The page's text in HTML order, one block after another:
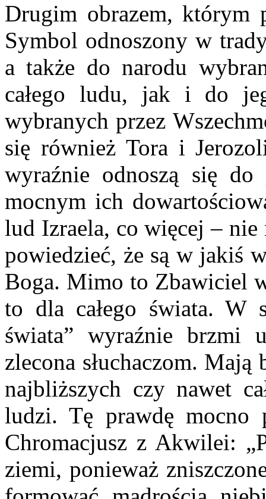
Drugim obrazem, którym
Symbol odnoszony w
a także do narodu
całego ludu, jak i do
wybranych przez
się również Tora i
wyraźnie odnoszą się
mocnym ich
lud Izraela, co więcej –
powiedzieć, że są w jakiś
Boga. Mimo to Zbawiciel
to dla całego świata. W
świata” wyraźnie brzmi
zlecona słuchaczom.
najbliższych czy nawet
ludzi. Tę prawdę mocno
Chromacjusz z Akwilei:
ziemi, ponieważ